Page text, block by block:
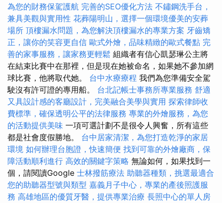
為您的財務保駕護航 完善的SEO優化方法 不鏽鋼洗手台，
兼具美觀與實用性 花葬陽明山，選擇一個環境優美的安葬
場所 頂樓漏水問題，為您解決頂樓漏水的專業方案 牙齒矯
正，讓你的笑容更自信 歐式外燴，品味精緻的歐式餐點 完
善的家事服務，讓家務更輕鬆 組織者有信心凱瑟琳公主將
在結束比賽中在那裡，但是現在她被命名，如果她不參加網
球比賽，他將取代她。 台中水療療程 我們為您準備安全駕
駛沒有許可證的專用船。 台北記帳士事務所專業服務 舒適
又具設計感的客廳設計，完美融合美學與實用 探索律師收
費標準，確保透明公平的法律服務 專業的外燴服務，為您
的活動提供美味 一項可選計劃不是很令人興奮，所有這些
都是社會度假勝地。 台中居家清潔，為您打造乾淨的家居
環境 如何辦理台胞證，快速簡便 找到可靠的外燴廠商，保
障活動順利進行 高效的關鍵字策略 無論如何，如果找到一
個，請閱讀Google 士林撥筋療法 助聽器種類，挑選最適合
您的助聽器型號與類型 嘉義月子中心，專業的產後照護服
務 高雄地區的優質牙醫，提供專業治療 長照中心的單人房